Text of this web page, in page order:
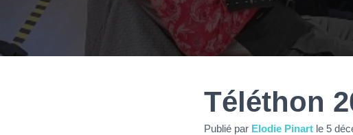
Téléthon
Publié par Elodie Pinart le 5